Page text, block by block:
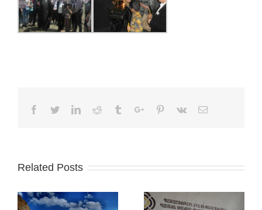
Facebook
TwitterLinkedinReddit TumblrGoogle+Pinterest
Vk Email
Related Posts